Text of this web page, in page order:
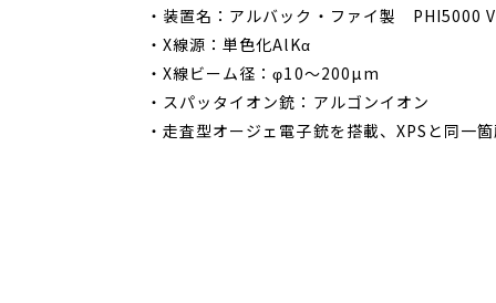
・装置名：アルバック・ファイ製
・X線源：単色化AlKα
・X線ビーム径：φ10～200µm
・スパッタイオン銃：アルゴンイオン
・走査型オージェ電子銃を搭載、XPSと同一